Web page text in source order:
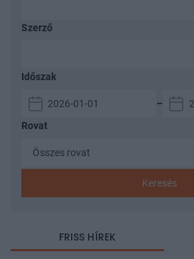
Szerző
Időszak
–
Rovat
Keresés
FRISS HÍREK